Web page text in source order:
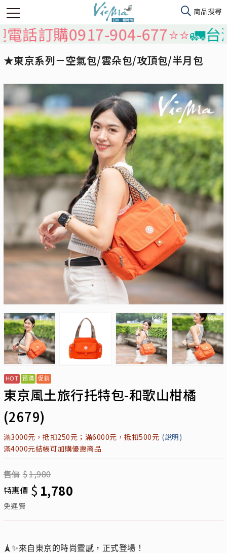
購0917-904-677⭐️⭐️🚛台灣本
★東京系列－空氣包/雲朵包/攻頂包/半月包
東京風土旅行托特包-和歌山柑橘
(2679)
滿3000元，抵扣250元；滿6000元，抵扣500元 (說明)
滿4000元結帳可加購優惠商品
售價 $1,980
特惠價 $ 1,780
免運費
🗼✨來自東京的時尚靈感，正式登場！